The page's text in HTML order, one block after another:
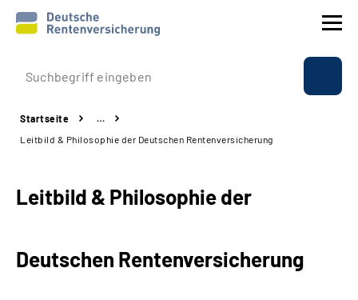
Prävention
Reha
Experten
Startseite
…
Leitbild & Philosophie der Deutschen Rentenversicherung
Leitbild & Philosophie der
Deutschen Rentenversicherung